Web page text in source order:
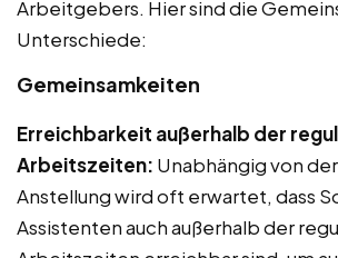
Arbeitgebers. Hier sind die
Unterschiede:
Gemeinsamkeiten
Erreichbarkeit außerhalb der
Arbeitszeiten: Unabhängig von
Anstellung wird oft erwartet, dass
Assistenten auch außerhalb der